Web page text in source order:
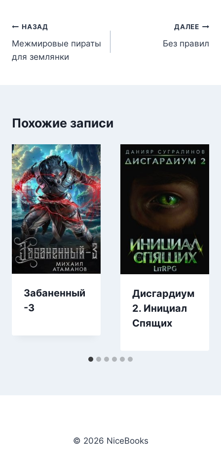
Навигация
по
записям
НАЗАД
Межмировые пираты
для землянки
ДАЛЕЕ
Без правил
Похожие записи
Забаненный
-3
Дисгардиум
2. Инициал
Спящих
© 2026 NiceBooks